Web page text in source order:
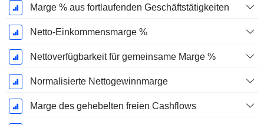
Marge % aus fortlaufenden Geschäftstätigkeiten
Netto-Einkommensmarge %
Nettoverfügbarkeit für gemeinsame Marge %
Normalisierte Nettogewinnmarge
Marge des gehebelten freien Cashflows